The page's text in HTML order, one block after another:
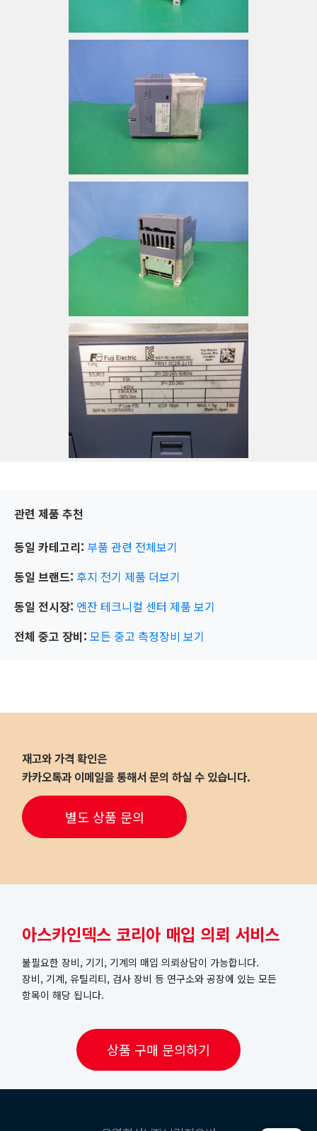
관련 제품 추천
동일 카테고리: 부품 관련 전체보기
동일 브랜드: 후지 전기 제품 더보기
동일 전시장: 엔잔 테크니컬 센터 제품 보기
전체 중고 장비: 모든 중고 측정장비 보기
재고와 가격 확인은
카카오톡과 이메일을 통해서 문의 하실 수 있습니다.
별도 상품 문의
아스카인덱스 코리아 매입 의뢰 서비스
불필요한 장비, 기기, 기계의 매입 의뢰상담이 가능합니다.
장비, 기계, 유틸리티, 검사 장비 등 연구소와 공장에 있는 모든
항목이 해당 됩니다.
상품 구매 문의하기